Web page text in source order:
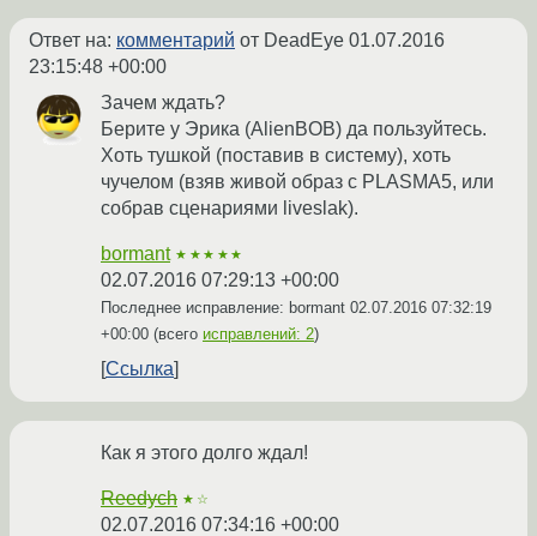
Ответ на: комментарий от DeadEye 01.07.2016
23:15:48 +00:00
Зачем ждать?
Берите у Эрика (AlienBOB) да пользуйтесь.
Хоть тушкой (поставив в систему), хоть
чучелом (взяв живой образ с PLASMA5, или
собрав сценариями liveslak).
bormant ★★★★★
02.07.2016 07:29:13 +00:00
Последнее исправление: bormant 02.07.2016 07:32:19
+00:00 (всего исправлений: 2)
Ссылка
Как я этого долго ждал!
Reedych ★☆
02.07.2016 07:34:16 +00:00